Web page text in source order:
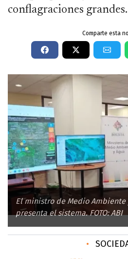
conflagraciones grandes.
Comparte esta
El ministro de Medio Ambiente
presenta el sistema. FOTO: ABI
•